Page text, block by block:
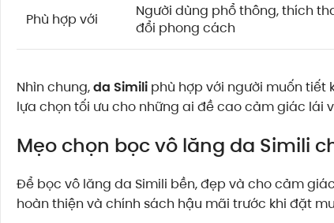
Phù hợp với
Người dùng phổ thông, thích
đổi phong cách
Nhìn chung,da Simili phù hợp với người muốn tiết
lựa chọn tối ưu cho những ai đề cao cảm giác lái
Mẹo chọn bọc vô lăng da Simili
Để bọc vô lăng da Simili bền, đẹp và cho cảm
hoàn thiện và chính sách hậu mãi trước khi đặt